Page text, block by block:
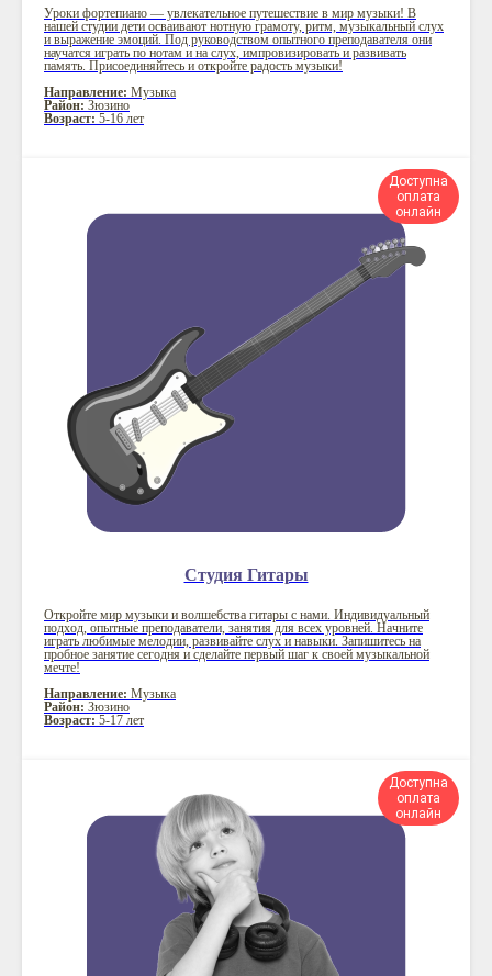
Уроки фортепиано — увлекательное путешествие в мир музыки! В
нашей студии дети осваивают нотную грамоту, ритм, музыкальный слух
и выражение эмоций. Под руководством опытного преподавателя они
научатся играть по нотам и на слух, импровизировать и развивать
память. Присоединяйтесь и откройте радость музыки!
Направление: Музыка
Район: Зюзино
Возраст: 5-16 лет
Доступна
оплата
онлайн
Студия Гитары
Откройте мир музыки и волшебства гитары с нами. Индивидуальный
подход, опытные преподаватели, занятия для всех уровней. Начните
играть любимые мелодии, развивайте слух и навыки. Запишитесь на
пробное занятие сегодня и сделайте первый шаг к своей музыкальной
мечте!
Направление: Музыка
Район: Зюзино
Возраст: 5-17 лет
Доступна
оплата
онлайн